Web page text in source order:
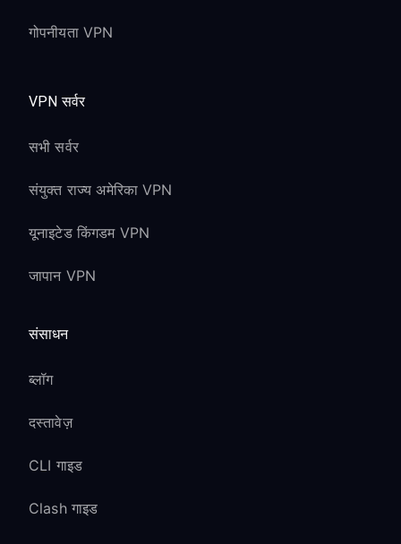
गोपनीयता VPN
VPN सर्वर
सभी सर्वर
संयुक्त राज्य अमेरिका VPN
यूनाइटेड किंगडम VPN
जापान VPN
संसाधन
ब्लॉग
दस्तावेज़
CLI गाइड
Clash गाइड